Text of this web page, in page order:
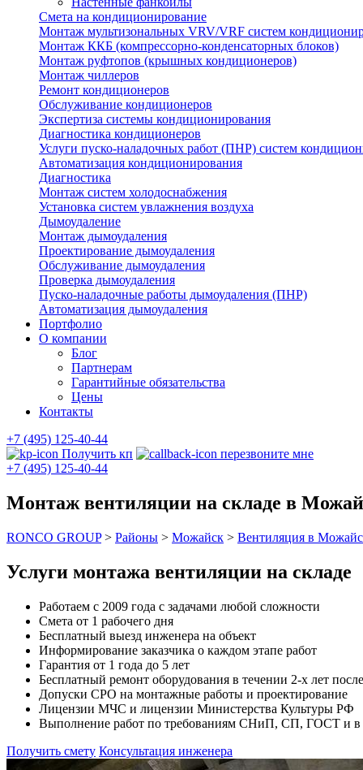
Смета на кондиционирование
Монтаж мультизональных VRV/VRF систем
Монтаж ККБ (компрессорно-конденсаторных блоков)
Монтаж руфтопов (крышных кондиционеров)
Монтаж чиллеров
Ремонт кондиционеров
Обслуживание кондиционеров
Экспертиза системы кондиционирования
Диагностика кондиционеров
Услуги пуско-наладочных работ (ПНР) систем
Автоматизация кондиционирования
Диагностика
Монтаж систем холодоснабжения
Установка систем увлажнения воздуха
Дымоудаление
Монтаж дымоудаления
Проектирование дымоудаления
Обслуживание дымоудаления
Проверка дымоудаления
Пуско-наладочные работы дымоудаления (ПНР)
Автоматизация дымоудаления
Портфолио
О компании
Блог
Партнерам
Гарантийные обязательства
Цены
Контакты
+7 (495) 125-40-44
Получить кп
перезвоните мне
+7 (495) 125-40-44
Монтаж вентиляции на складе в
RONCO GROUP> Районы > Можайск > Вентиляция в
Услуги монтажа вентиляции на складе
Работаем с 2009 года с задачами любой сложности
Смета от 1 рабочего дня
Бесплатный выезд инженера на объект
Информирование заказчика о каждом этапе работ
Гарантия от 1 года до 5 лет
Бесплатный ремонт оборудования в течении 2-х лет
Допуски СРО на монтажные работы и проектирование
Лицензии МЧС и лицензии Министерства Культуры РФ
Выполнение работ по требованиям СНиП, СП, ГОСТ и в
Получить смету Консультация инженера